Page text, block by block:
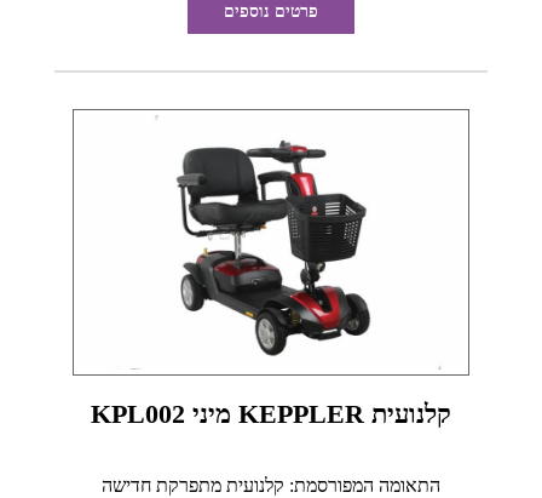
פרטים נוספים
קלנועית KEPPLER מיני KPL002
התאומה המפורסמת: קלנועית מתפרקת חדישה